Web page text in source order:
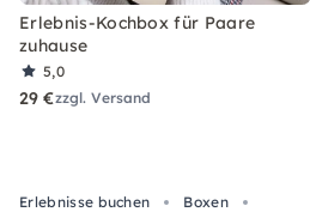
Erlebnis-Kochbox für Paare
zuhause
5,0
29 €zzgl. Versand
Erlebnisse buchen
Boxen